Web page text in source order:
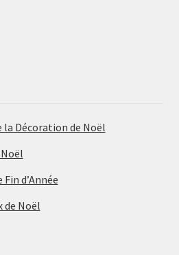
la Décoration de Noël
d’Année
de Noël